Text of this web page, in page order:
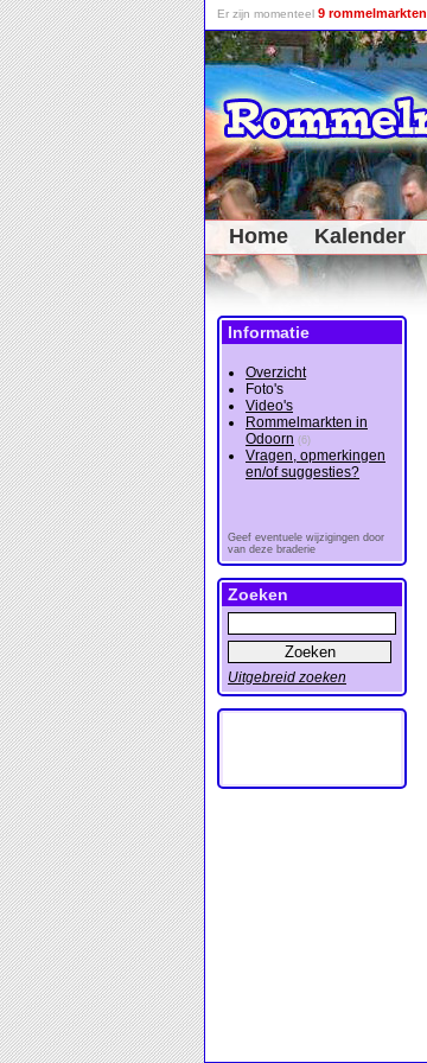
Er zijn momenteel 9 rommelmarkten
Home Kalender
Informatie
Overzicht
Foto's
Video's
Rommelmarkten in
Odoorn (6)
Vragen, opmerkingen
en/of suggesties?
Geef eventuele wijzigingen door
van deze braderie
Zoeken
Uitgebreid zoeken